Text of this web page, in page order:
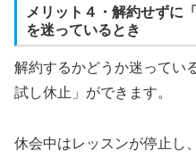
メリット４・解約せずに
を迷っているとき
解約するかどうか迷ってい
試し休止」ができます。
休会中はレッスンが停止し